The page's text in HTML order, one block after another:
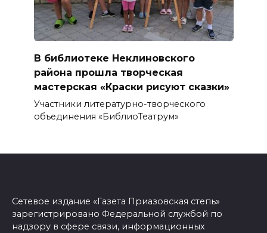
В библиотеке Неклиновского
района прошла творческая
мастерская «Краски рисуют сказки»
Участники литературно-творческого
объединения «БиблиоТеатрум»
Сетевое издание «Газета Приазовская степь»
зарегистрировано Федеральной службой по
надзору в сфере связи, информационных